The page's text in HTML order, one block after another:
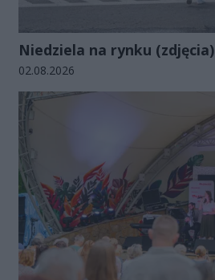
Niedziela na rynku (zdjęcia)
Data dodania galerii:
02.08.2026